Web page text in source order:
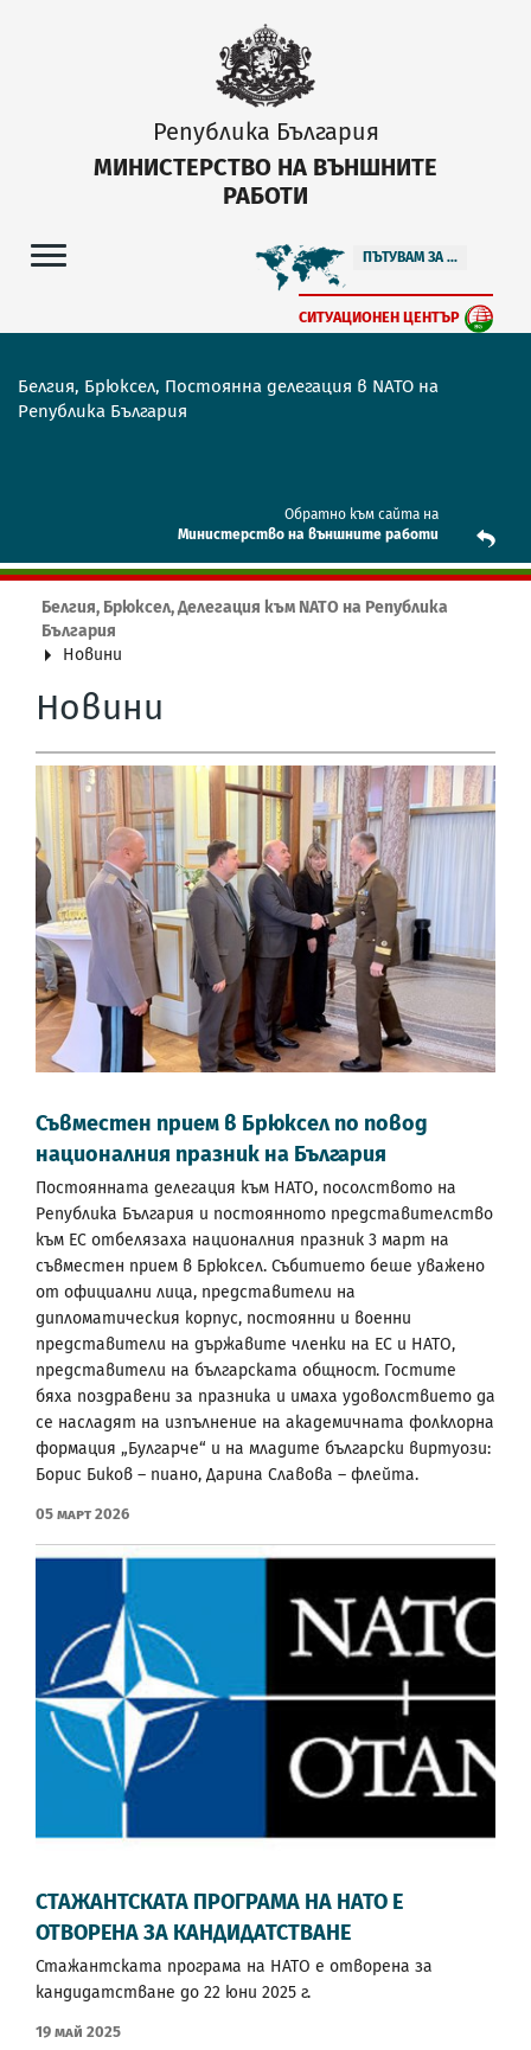
Република България
МИНИСТЕРСТВО НА ВЪНШНИТЕ
РАБОТИ
ПЪТУВАМ ЗА ...
СИТУАЦИОНЕН ЦЕНТЪР
Белгия, Брюксел, Постоянна делегация в NATO на
Република България
Обратно към сайта на
Mинистерство на външните работи
Белгия, Брюксел, Делегация към NATO на Република
България
Новини
Новини
Съвместен прием в Брюксел по повод
националния празник на България
Постоянната делегация към НАТО, посолството на
Република България и постоянното представителство
към ЕС отбелязаха националния празник 3 март на
съвместен прием в Брюксел. Събитието беше уважено
от официални лица, представители на
дипломатическия корпус, постоянни и военни
представители на държавите членки на ЕС и НАТО,
представители на българската общност. Гостите
бяха поздравени за празника и имаха удоволствието да
се насладят на изпълнение на академичната фолклорна
формация „Булгарче“ и на младите български виртуози:
Борис Биков – пиано, Дарина Славова – флейта.
05 Март 2026
СТАЖАНТСКАТА ПРОГРАМА НА НАТО Е
ОТВОРЕНА ЗА КАНДИДАТСТВАНЕ
Стажантската програма на НАТО е отворена за
кандидатстване до 22 юни 2025 г.
19 Май 2025